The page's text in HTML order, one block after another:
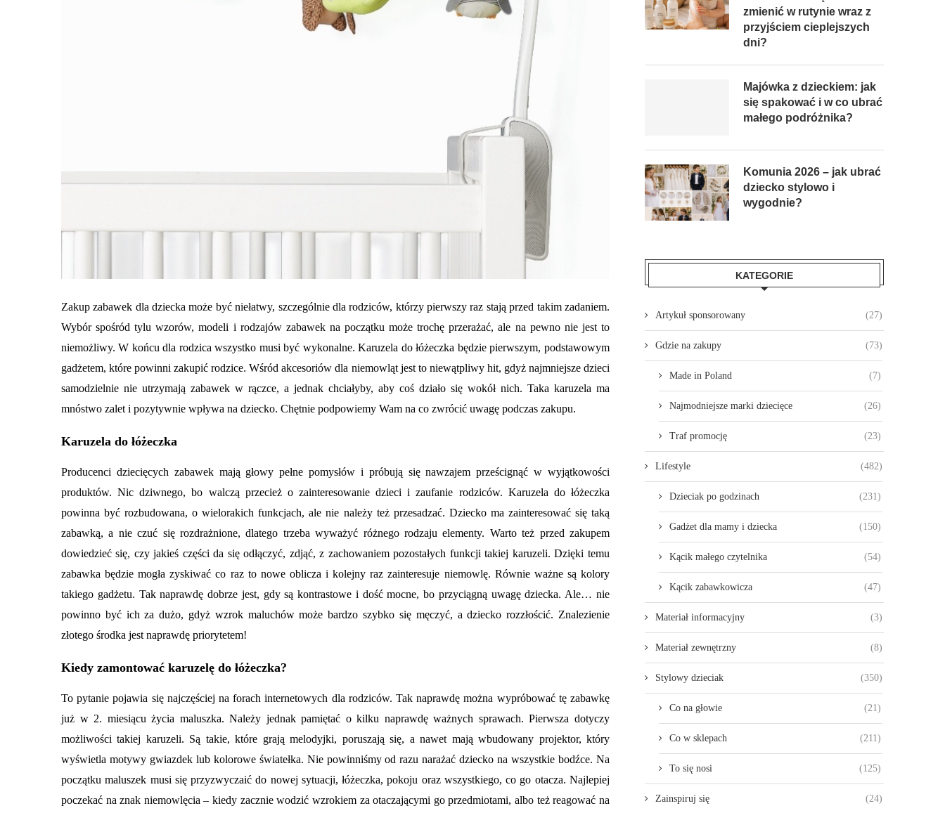
Zakup zabawek dla dziecka może być niełatwy, szczególnie dla rodziców, którzy pierwszy raz stają przed takim zadaniem.
Wybór spośród tylu wzorów, modeli i rodzajów zabawek na początku może trochę przerażać, ale na pewno nie jest to
niemożliwy. W końcu dla rodzica wszystko musi być wykonalne. Karuzela do łóżeczka będzie pierwszym, podstawowym
gadżetem, które powinni zakupić rodzice. Wśród akcesoriów dla niemowląt jest to niewątpliwy hit, gdyż najmniejsze dzieci
samodzielnie nie utrzymają zabawek w rączce, a jednak chciałyby, aby coś działo się wokół nich. Taka karuzela ma
mnóstwo zalet i pozytywnie wpływa na dziecko. Chętnie podpowiemy Wam na co zwrócić uwagę podczas zakupu.
Karuzela do łóżeczka
Producenci dziecięcych zabawek mają głowy pełne pomysłów i próbują się nawzajem prześcignąć w wyjątkowości
produktów. Nic dziwnego, bo walczą przecież o zainteresowanie dzieci i zaufanie rodziców. Karuzela do łóżeczka
powinna być rozbudowana, o wielorakich funkcjach, ale nie należy też przesadzać. Dziecko ma zainteresować się taką
zabawką, a nie czuć się rozdrażnione, dlatego trzeba wyważyć różnego rodzaju elementy. Warto też przed zakupem
dowiedzieć się, czy jakieś części da się odłączyć, zdjąć, z zachowaniem pozostałych funkcji takiej karuzeli. Dzięki temu
zabawka będzie mogła zyskiwać co raz to nowe oblicza i kolejny raz zainteresuje niemowlę. Równie ważne są kolory
takiego gadżetu. Tak naprawdę dobrze jest, gdy są kontrastowe i dość mocne, bo przyciągną uwagę dziecka. Ale… nie
powinno być ich za dużo, gdyż wzrok maluchów może bardzo szybko się męczyć, a dziecko rozzłościć. Znalezienie
złotego środka jest naprawdę priorytetem!
Kiedy zamontować karuzelę do łóżeczka?
To pytanie pojawia się najczęściej na forach internetowych dla rodziców. Tak naprawdę można wypróbować tę zabawkę
już w 2. miesiącu życia maluszka. Należy jednak pamiętać o kilku naprawdę ważnych sprawach. Pierwsza dotyczy
możliwości takiej karuzeli. Są takie, które grają melodyjki, poruszają się, a nawet mają wbudowany projektor, który
wyświetla motywy gwiazdek lub kolorowe światełka. Nie powinniśmy od razu narażać dziecko na wszystkie bodźce. Na
początku maluszek musi się przyzwyczaić do nowej sytuacji, łóżeczka, pokoju oraz wszystkiego, co go otacza. Najlepiej
poczekać na znak niemowlęcia – kiedy zacznie wodzić wzrokiem za otaczającymi go przedmiotami, albo też reagować na
zmienić w rutynie wraz z
przyjściem cieplejszych
dni?
Majówka z dzieckiem: jak
się spakować i w co ubrać
małego podróżnika?
Komunia 2026 – jak ubrać
dziecko stylowo i
wygodnie?
KATEGORIE
Artykuł sponsorowany (27)
Gdzie na zakupy (73)
Made in Poland (7)
Najmodniejsze marki dziecięce (26)
Traf promocję (23)
Lifestyle (482)
Dzieciak po godzinach (231)
Gadżet dla mamy i dziecka (150)
Kącik małego czytelnika (54)
Kącik zabawkowicza (47)
Materiał informacyjny (3)
Materiał zewnętrzny (8)
Stylowy dzieciak (350)
Co na głowie (21)
Co w sklepach (211)
To się nosi (125)
Zainspiruj się (24)